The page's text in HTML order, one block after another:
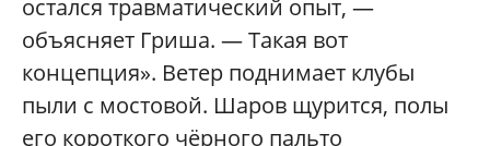
остался травматический опыт, —
объясняет Гриша. — Такая вот
концепция». Ветер поднимает клубы
пыли с мостовой. Шаров щурится, полы
его короткого чёрного пальто